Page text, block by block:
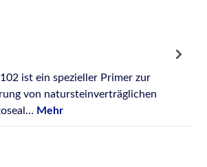
ist ein spezieller Primer zur
von natursteinverträglichen
Mehr